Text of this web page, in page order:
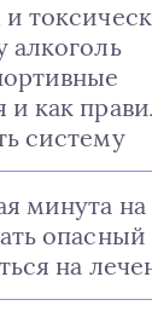
алкоголь
как
систему
минута на
опасный
на